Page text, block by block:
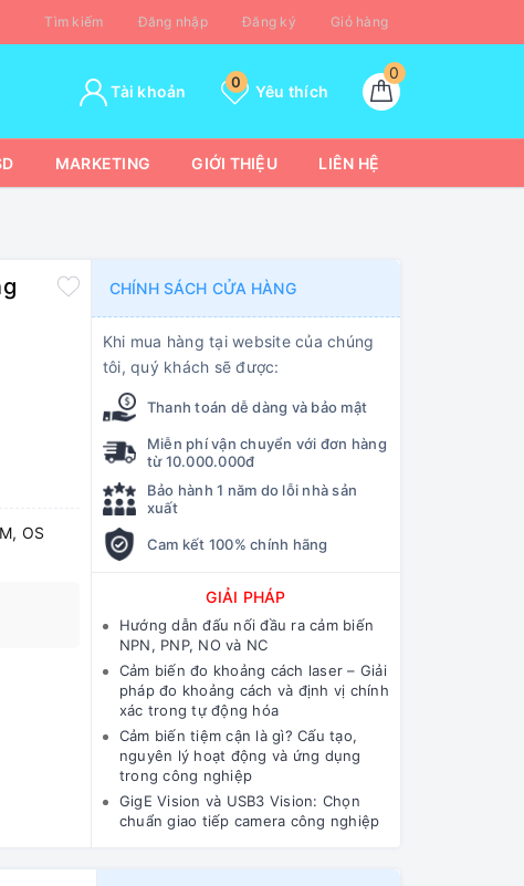
Tìm kiếm Đăng nhập Đăng ký Giỏ hàng
0
Yêu thích
0
Tài khoản
MARKETING GIỚI THIỆU LIÊN HỆ
OS
CHÍNH SÁCH CỬA HÀNG
Khi mua hàng tại website của chúng
tôi, quý khách sẽ được:
Thanh toán dễ dàng và bảo mật
Miễn phí vận chuyển với đơn hàng
từ 10.000.000đ
Bảo hành 1 năm do lỗi nhà sản
xuất
Cam kết 100% chính hãng
GIẢI PHÁP
Hướng dẫn đấu nối đầu ra cảm biến
NPN, PNP, NO và NC
Cảm biến đo khoảng cách laser – Giải
pháp đo khoảng cách và định vị chính
xác trong tự động hóa
Cảm biến tiệm cận là gì? Cấu tạo,
nguyên lý hoạt động và ứng dụng
trong công nghiệp
GigE Vision và USB3 Vision: Chọn
chuẩn giao tiếp camera công nghiệp